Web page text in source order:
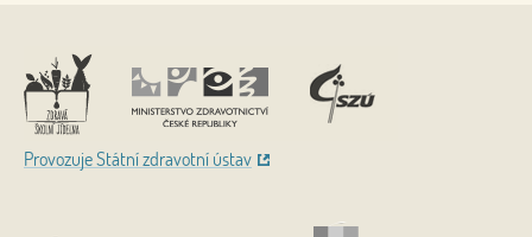
Provozuje Státní zdravotní ústav